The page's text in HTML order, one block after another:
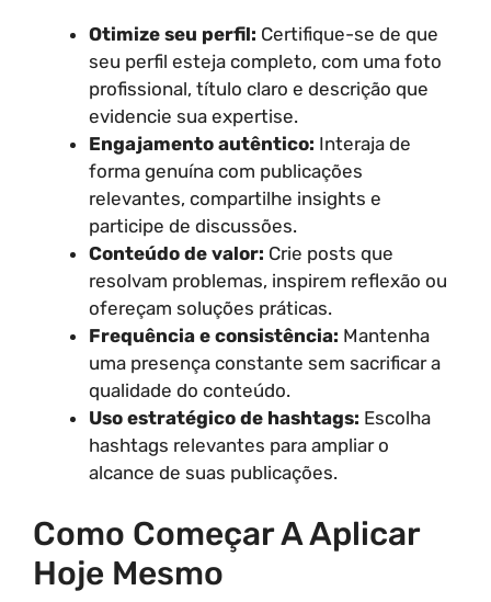
Otimize seu perfil: Certifique-se de que
seu perfil esteja completo, com uma foto
profissional, título claro e descrição que
evidencie sua expertise.
Engajamento autêntico: Interaja de
forma genuína com publicações
relevantes, compartilhe insights e
participe de discussões.
Conteúdo de valor: Crie posts que
resolvam problemas, inspirem reflexão ou
ofereçam soluções práticas.
Frequência e consistência: Mantenha
uma presença constante sem sacrificar a
qualidade do conteúdo.
Uso estratégico de hashtags: Escolha
hashtags relevantes para ampliar o
alcance de suas publicações.
Como Começar A Aplicar
Hoje Mesmo